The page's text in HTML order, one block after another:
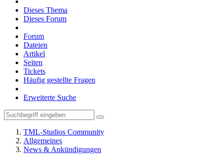
Dieses Thema
Dieses Forum
Forum
Dateien
Artikel
Seiten
Tickets
Häufig gestellte Fragen
Erweiterte Suche
TML-Studios Community
Allgemeines
News & Ankündigungen